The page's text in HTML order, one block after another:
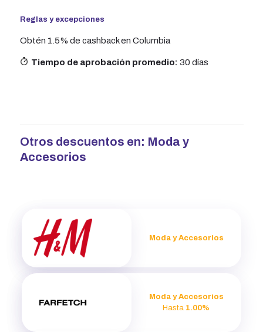
Reglas y excepciones
Obtén 1.5% de cashback en Columbia
Tiempo de aprobación promedio: 30 días
Otros descuentos en: Moda y
Accesorios
Moda y Accesorios
Moda y Accesorios
Hasta 1.00%